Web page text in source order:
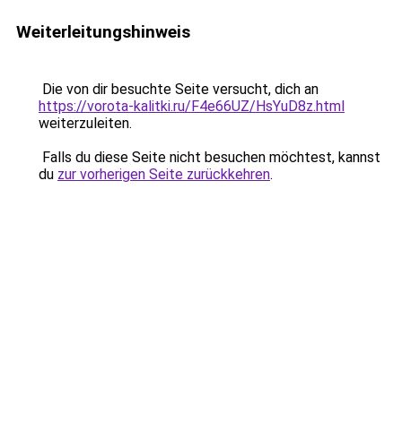
Weiterleitungshinweis
Die von dir besuchte Seite versucht, dich an
https://vorota-kalitki.ru/F4e66UZ/HsYuD8z.html
weiterzuleiten.
Falls du diese Seite nicht besuchen möchtest, kannst
du zur vorherigen Seite zurückkehren.